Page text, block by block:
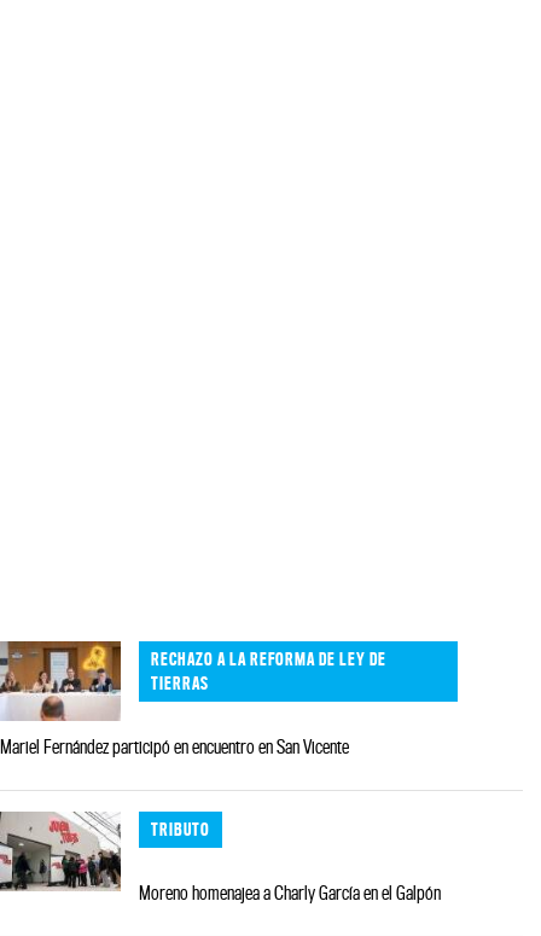
RECHAZO A LA REFORMA DE LEY DE
TIERRAS
Mariel Fernández participó en encuentro en San Vicente
TRIBUTO
Moreno homenajea a Charly García en el Galpón